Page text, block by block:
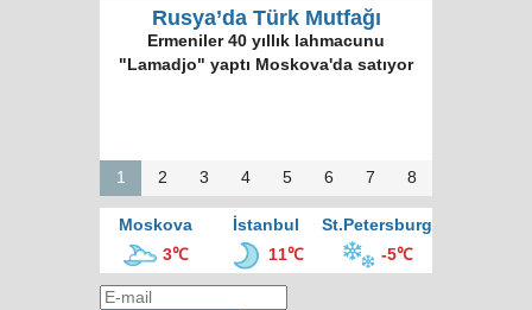
Rusya’da Türk Mutfağı
Ermeniler 40 yıllık lahmacunu
"Lamadjo" yaptı Moskova'da satıyor
1 2 3 4 5 6 7 8
Moskova İstanbul
St.Petersburg
3℃
11℃ -5℃